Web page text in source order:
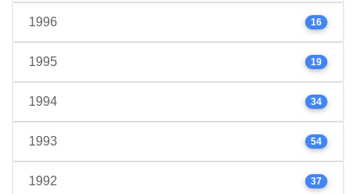
1996 16
1995 19
1994 34
1993 54
1992 37